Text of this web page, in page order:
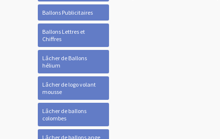
Ballons Publicitaires
Ballons Lettres et
Chiffres
Lâcher de Ballons
hélium
Lâcher de logo volant
mousse
Lâcher de ballons
colombes
Lâcher de ballons ange